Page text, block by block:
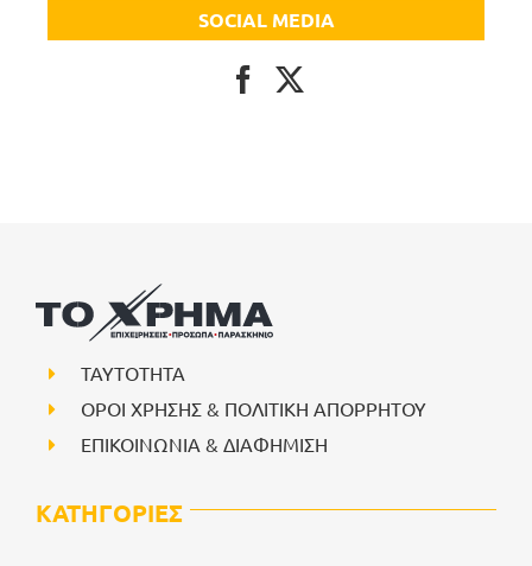
SOCIAL MEDIA
ΤΑΥΤΟΤΗΤΑ
ΟΡΟΙ ΧΡΗΣΗΣ & ΠΟΛΙΤΙΚΗ ΑΠΟΡΡΗΤΟΥ
ΕΠΙΚΟΙΝΩΝΙΑ & ΔΙΑΦΗΜΙΣΗ
ΚΑΤΗΓΟΡΙΕΣ